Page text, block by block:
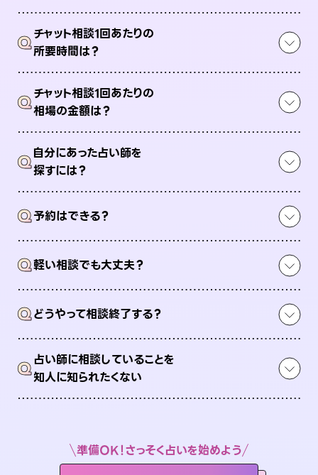
Qチャット相談1回あたりの
所要時間は？
Qチャット相談1回あたりの
相場の金額は？
Q自分にあった占い師を
探すには？
Q予約はできる？
Q軽い相談でも大丈夫？
Qどうやって相談終了する？
Q占い師に相談していることを
知人に知られたくない
準備OK！さっそく占いを始めよう